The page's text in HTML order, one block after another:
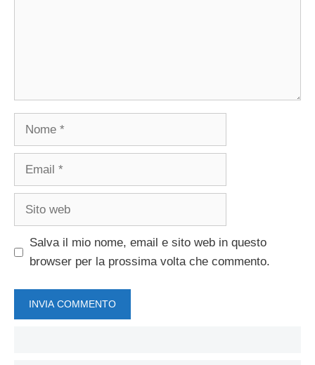
Nome
Email
Sito
Salva il mio nome, email e sito web in questo
browser per la prossima volta che commento.